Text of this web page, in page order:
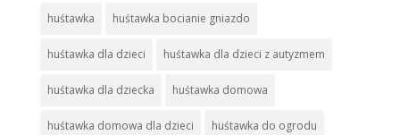
huśtawka huśtawka bocianie gniazdo
huśtawka dla dzieci huśtawka dla dzieci z autyzmem
huśtawka dla dziecka huśtawka domowa
huśtawka domowa dla dzieci huśtawka do ogrodu